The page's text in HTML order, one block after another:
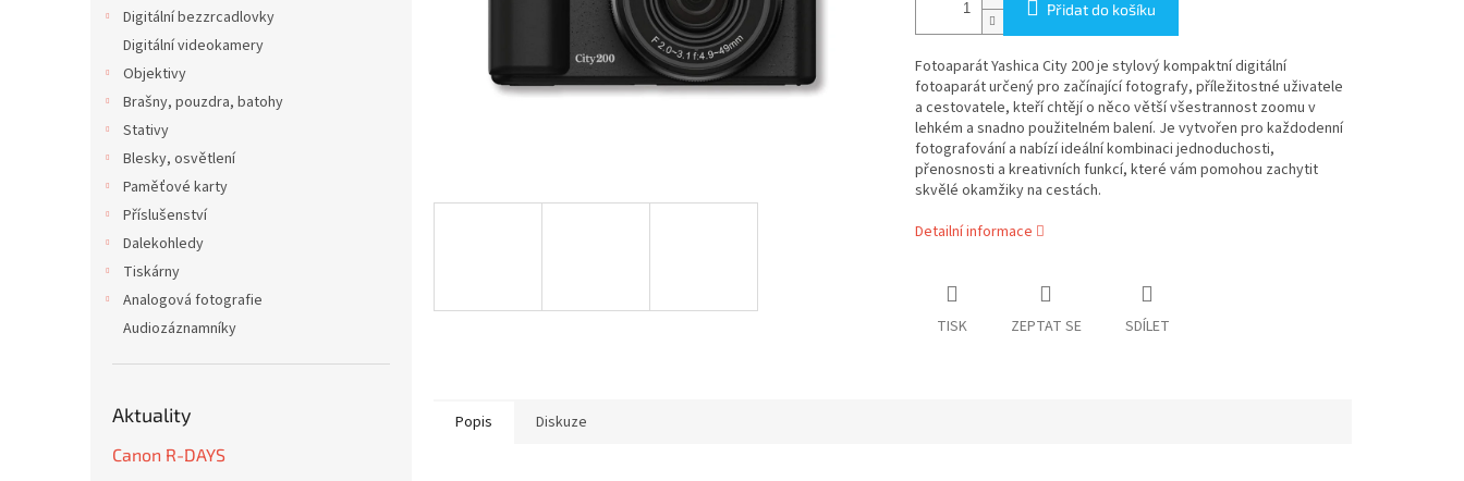
Digitální bezzrcadlovky
Digitální videokamery
Objektivy
Brašny, pouzdra, batohy
Stativy
Blesky, osvětlení
Paměťové karty
Příslušenství
Dalekohledy
Tiskárny
Analogová fotografie
Audiozáznamníky
Aktuality
Canon R-DAYS
Přidat do košíku
Fotoaparát Yashica City 200 je stylový kompaktní digitální
fotoaparát určený pro začínající fotografy, příležitostné uživatele
a cestovatele, kteří chtějí o něco větší všestrannost zoomu v
lehkém a snadno použitelném balení. Je vytvořen pro každodenní
fotografování a nabízí ideální kombinaci jednoduchosti,
přenosnosti a kreativních funkcí, které vám pomohou zachytit
skvělé okamžiky na cestách.
Detailní informace
TISK ZEPTAT SE SDÍLET
Popis Diskuze